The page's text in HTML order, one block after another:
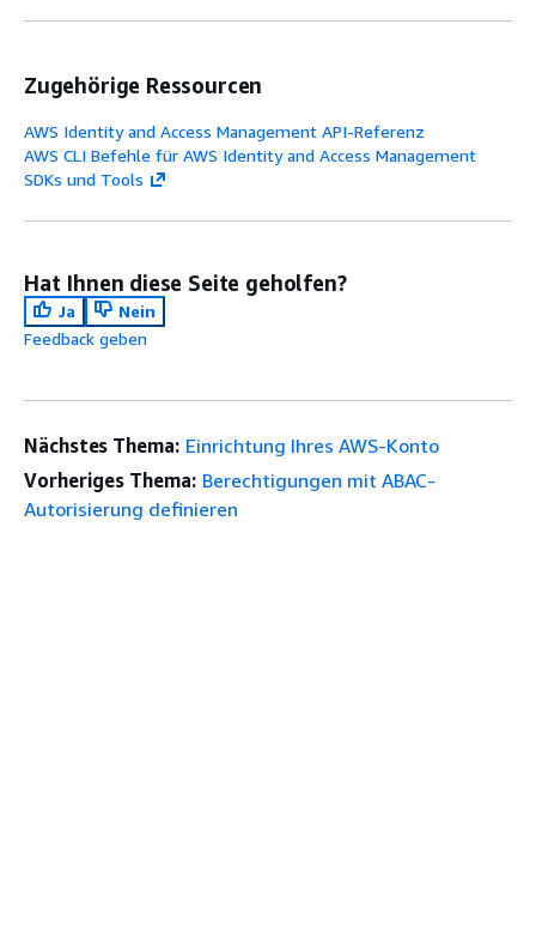
Zugehörige Ressourcen
AWS Identity and Access Management API-Referenz
AWS CLI Befehle für AWS Identity and Access Management
SDKs und Tools
Hat Ihnen diese Seite geholfen?
Ja
Nein
Feedback geben
Nächstes Thema: Einrichtung Ihres AWS-Konto
Vorheriges Thema: Berechtigungen mit ABAC-
Autorisierung definieren